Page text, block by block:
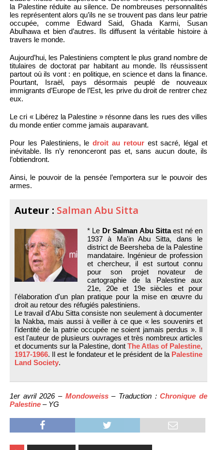
la Palestine réduite au silence. De nombreuses personnalités
les représentent alors qu’ils ne se trouvent pas dans leur patrie
occupée, comme Edward Said, Ghada Karmi, Susan
Abulhawa et bien d’autres. Ils diffusent la véritable histoire à
travers le monde.
Aujourd’hui, les Palestiniens comptent le plus grand nombre de
titulaires de doctorat par habitant au monde. Ils réussissent
partout où ils vont : en politique, en science et dans la finance.
Pourtant, Israël, pays désormais peuplé de nouveaux
immigrants d’Europe de l’Est, les prive du droit de rentrer chez
eux.
Le cri « Libérez la Palestine » résonne dans les rues des villes
du monde entier comme jamais auparavant.
Pour les Palestiniens, ledroit au retourest sacré, légal et
inévitable. Ils n’y renonceront pas et, sans aucun doute, ils
l’obtiendront.
Ainsi, le pouvoir de la pensée l’emportera sur le pouvoir des
armes.
Auteur : Salman Abu Sitta
* Le Dr Salman Abu Sittaest né en
1937 à Ma'in Abu Sitta, dans le
district de Beersheba de la Palestine
mandataire. Ingénieur de profession
et chercheur, il est surtout connu
pour son projet novateur de
cartographie de la Palestine aux
21e, 20e et 19e siècles et pour
l'élaboration d'un plan pratique pour la mise en œuvre du
droit au retour des réfugiés palestiniens.
Le travail d'Abu Sitta consiste non seulement à documenter
la Nakba, mais aussi à veiller à ce que « les souvenirs et
l'identité de la patrie occupée ne soient jamais perdus ». Il
est l'auteur de plusieurs ouvrages et très nombreux articles
et documents sur la Palestine, dont The Atlas of Palestine,
1917-1966. Il est le fondateur et le président de la Palestine
Land Society.
1er avril 2026 – Mondoweiss– Traduction :Chronique de
Palestine – YG